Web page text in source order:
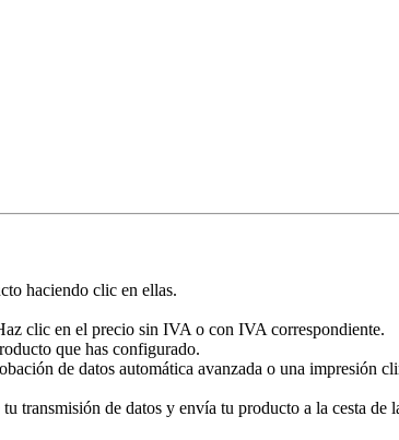
haciendo clic en ellas.
clic en el precio sin IVA o con IVA correspondiente.
que has configurado.
de datos automática avanzada o una impresión
transmisión de datos y envía tu producto a la cesta